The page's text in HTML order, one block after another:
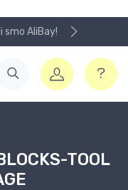
smo AliBay!
TOOL